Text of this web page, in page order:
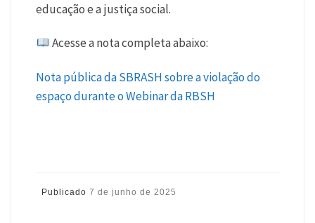
educação e a justiça social.
Acesse a nota completa abaixo:
Nota pública da SBRASH sobre a violação do
espaço durante o Webinar da RBSH
Publicado7 de junho de 2025